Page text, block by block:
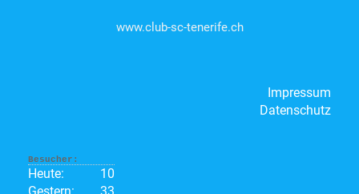
www.club-sc-tenerife.ch
Impressum
Datenschutz
Besucher:
Heute:
10